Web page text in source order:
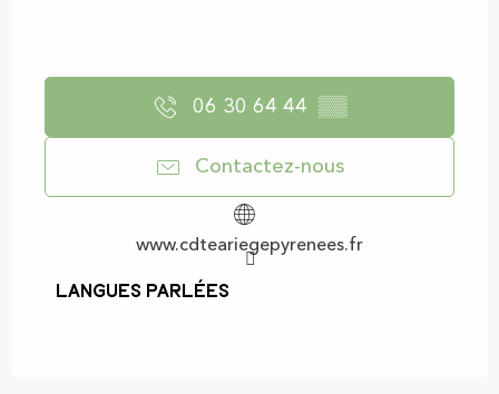
06 30 64 44 ▒▒
Contactez-nous
www.cdteariegepyrenees.fr
Langues parlées
Langues parlées